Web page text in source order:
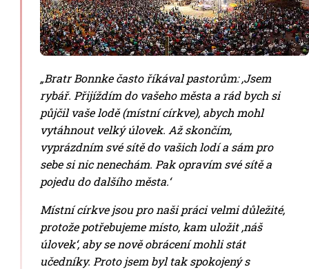
„Bratr Bonnke často říkával pastorům: ‚Jsem
rybář. Přijíždím do vašeho města a rád bych si
půjčil vaše lodě (místní církve), abych mohl
vytáhnout velký úlovek. Až skončím,
vyprázdním své sítě do vašich lodí a sám pro
sebe si nic nenechám. Pak opravím své sítě a
pojedu do dalšího města.‘
Místní církve jsou pro naši práci velmi důležité,
protože potřebujeme místo, kam uložit ‚náš
úlovek‘, aby se nově obrácení mohli stát
učedníky. Proto jsem byl tak spokojený s